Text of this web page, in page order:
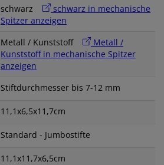
schwarz
schwarz in mechanische
Spitzer anzeigen
Metall / Kunststoff
Metall /
Kunststoff in mechanische Spitzer
anzeigen
Stiftdurchmesser bis 7-12 mm
11,1x6,5x11,7cm
Standard - Jumbostifte
11,1x11,7x6,5cm